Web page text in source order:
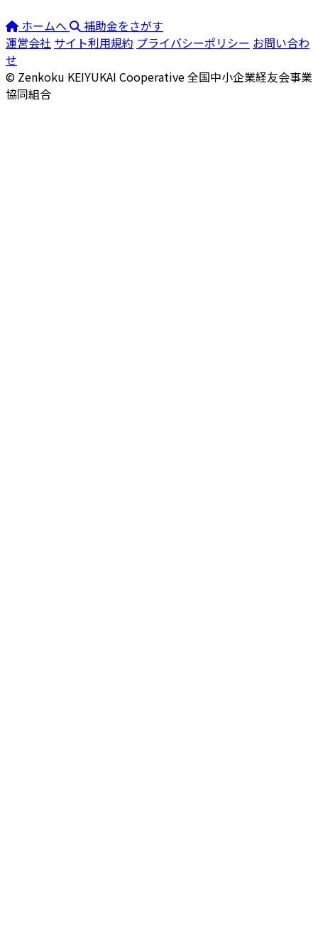
ホームへ
補助金をさがす
運営会社 サイト利用規約 プライバシーポリシー お問い合わ
せ
© Zenkoku KEIYUKAI Cooperative全国中小企業経友会事業
協同組合